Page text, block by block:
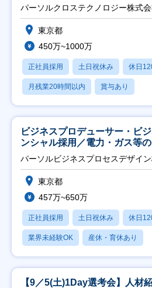
パーソルクロステクノロジー株式
東京都
450万~1000万
正社員採用 土日祝休み 休日
月残業20時間以内 賞与あり
ビジネスプロデューサー・ビ
ンシャル採用／電力・ガス等
ト推進】
パーソルビジネスプロセスデザイ
東京都
457万~650万
正社員採用 土日祝休み 休日
業界未経験OK 産休・育休あり
【9／5(土)1Day選考会】人材